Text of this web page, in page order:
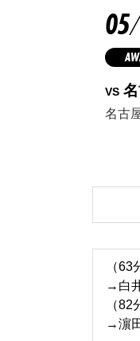
05/
VS
名古
（
→白
（
→濵